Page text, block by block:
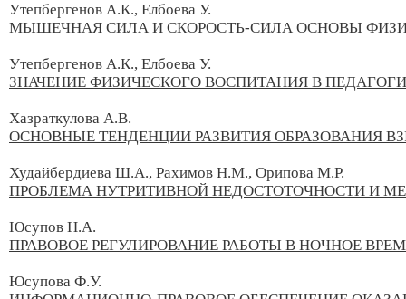
Утепбергенов А.К., Елбоева У.
МЫШЕЧНАЯ СИЛА И СКОРОСТЬ-СИЛА ОСНОВЫ
Утепбергенов А.К., Елбоева У.
ЗНАЧЕНИЕ ФИЗИЧЕСКОГО ВОСПИТАНИЯ В
Хазраткулова А.В.
ОСНОВНЫЕ ТЕНДЕНЦИИ РАЗВИТИЯ ОБРАЗОВАНИЯ
Худайбердиева Ш.А., Paхимов Н.М., Орипова М.Р.
ПРОБЛЕМА НУТРИТИВНОЙ НЕДОСТОТОЧНОСТИ И
Юсупов Н.А.
ПРАВОВОЕ РЕГУЛИРОВАНИЕ РАБОТЫ В НОЧНОЕ
Юсупова Ф.У.